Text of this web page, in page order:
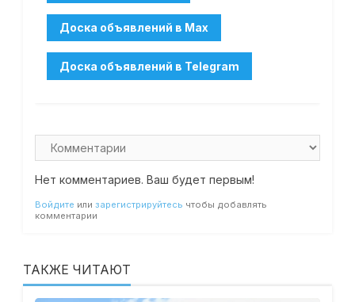
Нет комментариев. Ваш будет первым!
Войдите или зарегистрируйтесь чтобы добавлять
комментарии
ТАКЖЕ ЧИТАЮТ